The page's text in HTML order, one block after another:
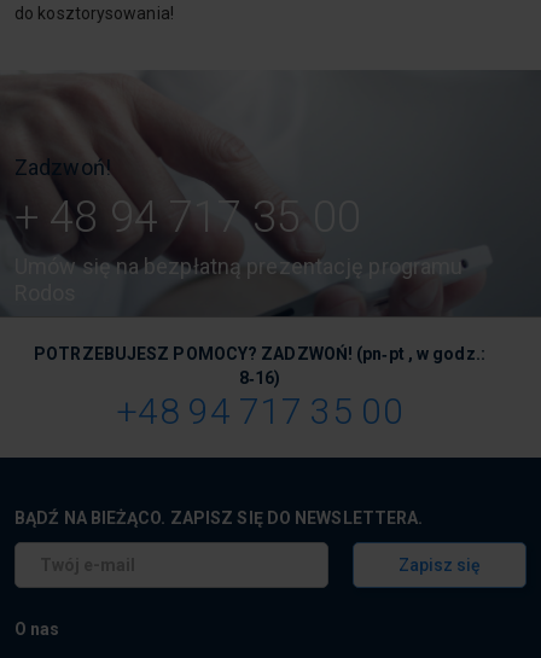
do kosztorysowania!
Zadzwoń!
+ 48 94 717 35 00
Umów się na bezpłatną prezentację programu
POTRZEBUJESZ POMOCY? ZADZWOŃ! (pn‑pt , w godz.:
8‑16)
+48 94 717 35 00
BĄDŹ NA BIEŻĄCO. ZAPISZ SIĘ DO NEWSLETTERA.
Zapisz się
O nas